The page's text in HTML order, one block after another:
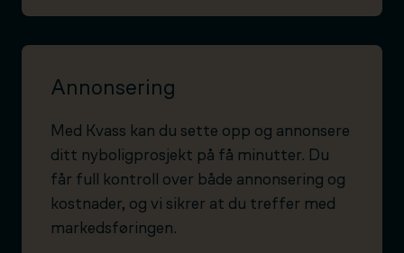
Annonsering
Med Kvass kan du sette opp og annonsere
ditt nyboligprosjekt på få minutter. Du
får full kontroll over både annonsering og
kostnader, og vi sikrer at du treffer med
markedsføringen.